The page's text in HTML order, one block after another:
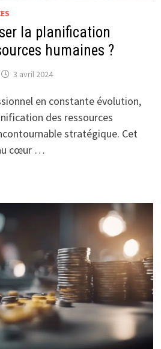
la planification
humaines ?
3 avril 2024
en constante évolution,
des ressources
stratégique. Cet
cœur …